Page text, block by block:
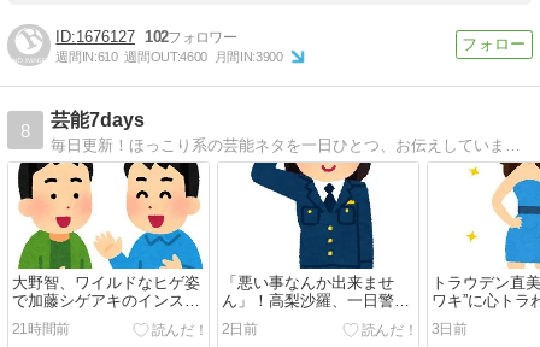
1676127 102
週間IN:610 週間OUT:4600 月間IN:3900
8
芸能7days
大野智、ワイルドなヒゲ姿
で加藤シゲアキのインスタ
に降臨！本人以外のSNSで
は初？【画像】
21時間前
「悪い事なんか出来ませ
ん」！高梨沙羅、一日警察
署長の制服姿が「お似合
い」と話題【動画】
2日前
トラウデン直
ワキ”に心トラ
ント美人」「
い」【動画】
3日前